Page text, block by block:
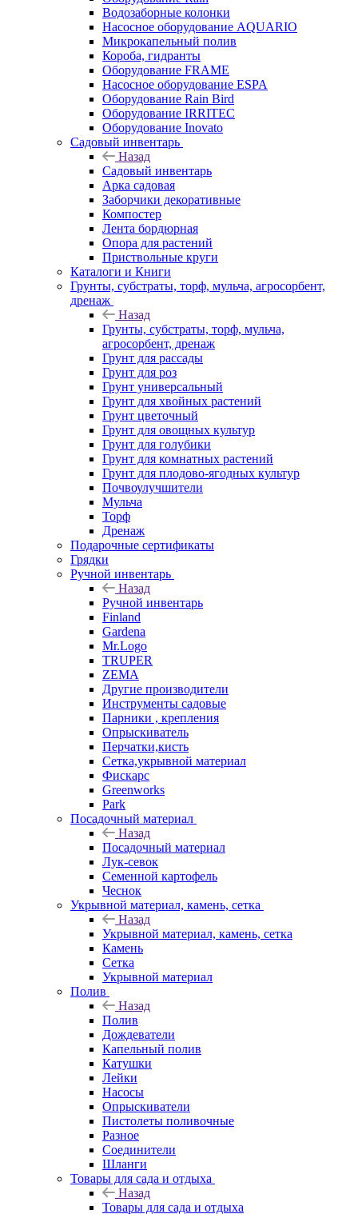
Водозаборные колонки
Насосное оборудование AQUARIO
Микрокапельный полив
Короба, гидранты
Оборудование FRAME
Насосное оборудование ESPA
Оборудование Rain Bird
Оборудование IRRITEC
Оборудование Inovato
Садовый инвентарь
Назад
Садовый инвентарь
Арка садовая
Заборчики декоративные
Компостер
Лента бордюрная
Опора для растений
Приствольные круги
Каталоги и Книги
Грунты, субстраты, торф, мульча, агросорбент,
дренаж
Назад
Грунты, субстраты, торф, мульча,
агросорбент, дренаж
Грунт для рассады
Грунт для роз
Грунт универсальный
Грунт для хвойных растений
Грунт цветочный
Грунт для овощных культур
Грунт для голубики
Грунт для комнатных растений
Грунт для плодово-ягодных культур
Почвоулучшители
Мульча
Торф
Дренаж
Подарочные сертификаты
Грядки
Ручной инвентарь
Назад
Ручной инвентарь
Finland
Gardena
Mr.Logo
TRUPER
ZEMA
Другие производители
Инструменты садовые
Парники , крепления
Опрыскиватель
Перчатки,кисть
Сетка,укрывной материал
Фискарс
Greenworks
Park
Посадочный материал
Назад
Посадочный материал
Лук-севок
Семенной картофель
Чеснок
Укрывной материал, камень, сетка
Назад
Укрывной материал, камень, сетка
Камень
Сетка
Укрывной материал
Полив
Назад
Полив
Дождеватели
Капельный полив
Катушки
Лейки
Насосы
Опрыскиватели
Пистолеты поливочные
Разное
Соединители
Шланги
Товары для сада и отдыха
Назад
Товары для сада и отдыха